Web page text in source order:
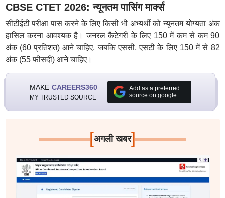
CBSE CTET 2026: न्यूनतम पासिंग मार्क्स
सीटीईटी परीक्षा पास करने के लिए किसी भी अभ्यर्थी को न्यूनतम योग्यता अंक
हासिल करना आवश्यक है। जनरल कैटेगरी के लिए 150 में कम से कम 90
अंक (60 प्रतिशत) आने चाहिए, जबकि एससी, एसटी के लिए 150 में से 82
अंक (55 फीसदी) आने चाहिए।
MAKE CAREERS360
MY TRUSTED SOURCE
Add as a preferred
source on google
[अगली खबर]